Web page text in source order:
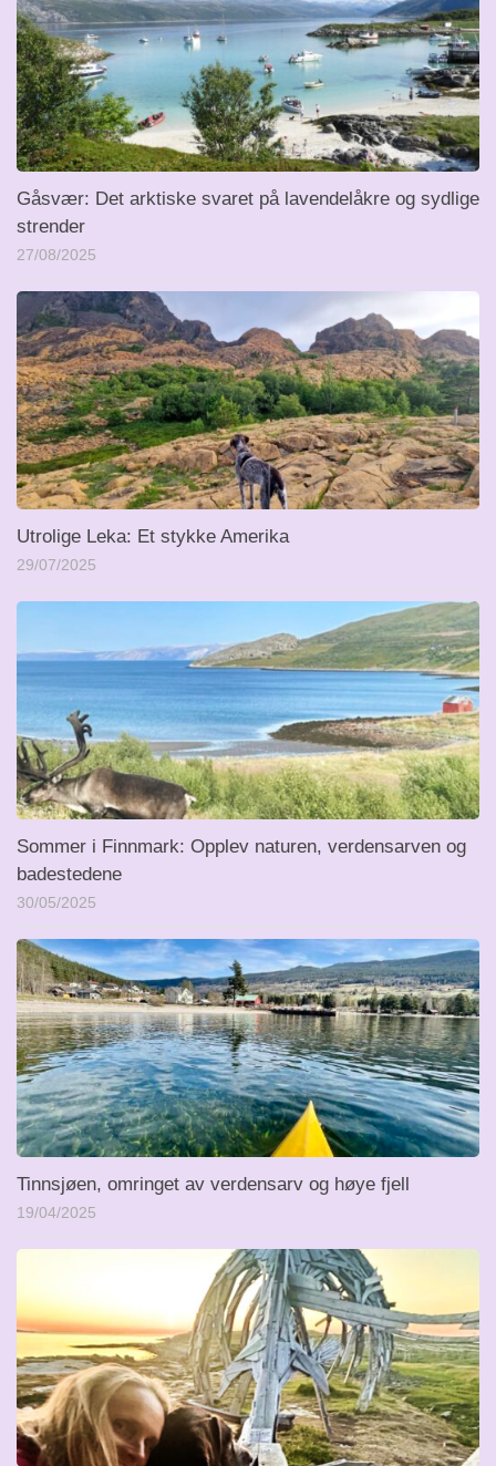
Gåsvær: Det arktiske svaret på lavendelåkre og sydlige
strender
27/08/2025
Utrolige Leka: Et stykke Amerika
29/07/2025
Sommer i Finnmark: Opplev naturen, verdensarven og
badestedene
30/05/2025
Tinnsjøen, omringet av verdensarv og høye fjell
19/04/2025